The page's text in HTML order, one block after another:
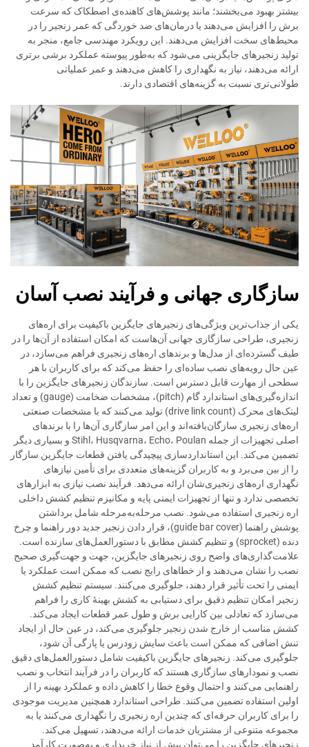
بیشتر بهبود می‌بخشند؛ مانند پوشش‌های کاهنده‌ی اصطکاک که سرعت
برش را افزایش می‌دهند یا درمان‌های ضد خوردگی که عمر زنجیر را در
محیط‌های سخت افزایش می‌دهند. این رویکرد مهندسی جامع، منجر به
تولید زنجیرهای جایگزینی می‌شود که به‌طور پیوسته عملکرد برشی برتری
ارائه می‌دهند، نیاز به نگهداری را کاهش می‌دهند و عمر عملیاتی
طولانی‌تری نسبت به گزینه‌های اقتصادی دارند.
سازگاری جهانی و فرآیند نصب آسان
یکی از جذاب‌ترین ویژگی‌های زنجیرهای جایگزین باکیفیت برای اره‌های
زنجیری، طراحی سازگاری جهانی آن‌هاست که امکان استفاده از آن‌ها را در
طیف گسترده‌ای از مدل‌ها و برندهای اره‌های زنجیری فراهم می‌سازد، در
عین حال رویه‌های نصب ساده‌ای را حفظ می‌کند که برای کاربران با هر
سطحی از مهارت قابل دسترس است. سازندگان زنجیرهای جایگزین را با
اندازه‌گیری‌های استاندارد گام (pitch)، مشخصات ضخامت (gauge) و تعداد
لینک‌های محرک (drive link count) تولید می‌کنند که با مشخصات صنعتی
اره‌های زنجیری سازگان‌یافته‌اند و این امر سازگاری آن‌ها را با برندهای
اصلی تجهیزات از جمله Stihl، Husqvarna، Echo، Poulan و بسیاری دیگر
تضمین می‌کند. این استانداردسازی پیچیدگی یافتن قطعات جایگزین سازگار
را از بین می‌برد و به کاربران گزینه‌های متعددی برای تأمین نیازهای
نگهداری اره‌های زنجیری‌شان ارائه می‌دهد. فرآیند نصب نیازی به ابزارهای
تخصصی ندارد و تنها از تجهیزات ایمنی پایه و مکانیزم تنظیم کشش داخلی
اره زنجیری استفاده می‌شود. نصب مرحله‌به‌مرحله شامل برداشتن
پوشش راهنما (guide bar cover)، قرار دادن زنجیر جدید دور راهنما و چرخ
دنده (sprocket) و تنظیم کشش مطابق با دستورالعمل‌های سازنده است.
علامت‌گذاری‌های واضح روی زنجیرهای جایگزین، جهت و جهت‌گیری صحیح
نصب را نشان می‌دهند و از خطاهای رایج نصب که ممکن است عملکرد یا
ایمنی را تحت تأثیر قرار دهند، جلوگیری می‌کنند. سیستم تنظیم کشش
زنجیر امکان تنظیم دقیق برای دستیابی به کشش بهینهٔ کاری را فراهم
می‌سازد که تعادلی بین کارایی برش و طول عمر قطعات ایجاد می‌کند.
کشش مناسب از خارج شدن زنجیر جلوگیری می‌کند، در عین حال از ایجاد
تنش اضافی که ممکن است باعث سایش زودرس یا پارگی آن شود،
جلوگیری می‌کند. زنجیرهای جایگزین باکیفیت شامل دستورالعمل‌های دقیق
نصب و نمودارهای سازگاری هستند که کاربران را در فرآیند انتخاب و نصب
راهنمایی می‌کنند و احتمال وقوع خطا را کاهش داده و عملکرد بهینه را از
اولین استفاده تضمین می‌کنند. طراحی استاندارد همچنین مدیریت موجودی
را برای کاربران حرفه‌ای که چندین اره زنجیری را نگهداری می‌کنند یا به
مجموعه متنوعی از مشتریان خدمات ارائه می‌دهند، تسهیل می‌کند.
زنجیرهای جایگزین را می‌توان پیش از نیاز خریداری و به‌صورت کارآمد